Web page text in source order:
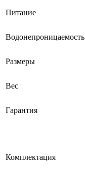
Питание
Водонепроницаемость
Размеры
Вес
Гарантия
Комплектация